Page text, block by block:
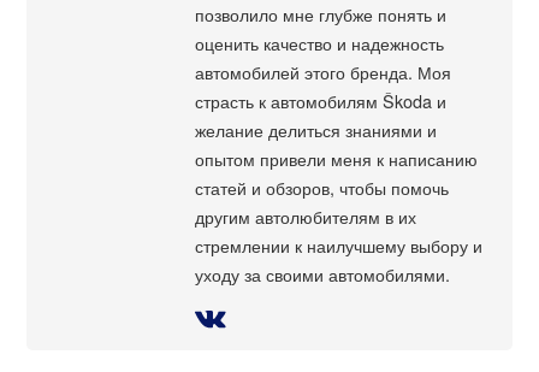
позволило мне глубже понять и
оценить качество и надежность
автомобилей этого бренда. Моя
страсть к автомобилям Škoda и
желание делиться знаниями и
опытом привели меня к написанию
статей и обзоров, чтобы помочь
другим автолюбителям в их
стремлении к наилучшему выбору и
уходу за своими автомобилями.